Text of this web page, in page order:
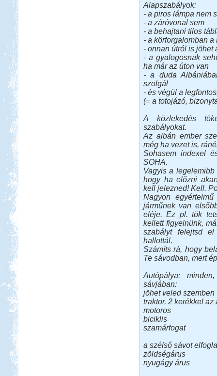
Alapszabályok:
- a piros lámpa nem
- a záróvonal sem
- a behajtani tilos
- a körforgalomban
- onnan útról is jöhet
- a gyalogosnak
ha már az úton van
- a duda
szolgál
- és végül a
(= a totojázó,
A közlekedés
szabályokat.
Az albán ember
még ha vezet is,
Sohasem indexel
SOHA.
Vagyis a
hogy ha előzni
kell jelezned! Kell.
Nagyon
járműnek van
eléje. Ez pl. tök
kellett figyelnünk,
szabályt felejtsd
hallottál.
Számíts rá, hogy
Te sávodban, mert
Autópálya:
sávjában:
jöhet veled szemben
traktor, 2 kerékkel az
motoros
biciklis
szamárfogat
a szélső sávot
zöldségárus
nyugágy árus